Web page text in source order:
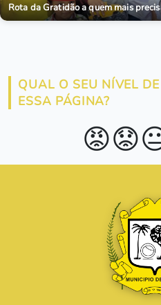
Rota da Gratidão a quem mais
QUAL O SEU NÍVEL
ESSA PÁGINA?
😡😟